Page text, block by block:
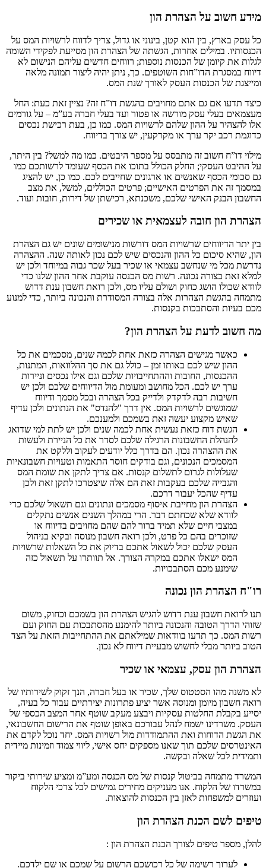
מידע חשוב על הצהרת הון
כל עסק בארץ, בין הוא קטן, בינוני או גדול, צריך לדווח לרשויות המס על
הכנסותיו. במילים אחרות, הגשתה של הצהרת הון מסייעת לפקידי השומה
לגלות את קיומן של הכנסות נוספות; רווחים חדשים עליהם הנישום לא
דיווח במסגרת הדו”חות השוטפים. כך, ניתן יהיה ליצור תמונה מלאה
ומייצגת של הכנסות העסק לאורך שנת המס.
כיצד תדעו אם גם אתם מחויבים בהגשת דו”ח זה? נציין זאת כעת: החל
מעצמאים בעלי עסק מורשה או פטור ועד בעלי חברה בע”מ – על גורמים
אלו להצהיר על ההון שלהם לרשויות המס. כמו כן, בעת רכישת נכסים
כדוגמת רכב יקר ערך או מקרקעין, יש צורך בדיווח.
מילוי דו”ח חשוב זה מתבסס על מספר היבטים. כמו מה למשל? בין היתר,
על ההיבט העסקי; החלק הכולל בתוכו את הכסף שעומד לרשותכם כמו
גם סכומי הכסף שאנשים או ארגונים שחייבים לכם. כמו כן, יש להציג
במסמך זה את הפרטים האישיים; פרטים הכוללים, למשל, את מצב
החשבון הבנק האישי שלכם, משכנתא, רכישתן של דירות, חובות ועוד.
הצהרת הון חובה לעצמאית או שכירים
בין יתר הדיווחים שרשויות המס דורשות מנישומים שונים יש גם הצהרת
הון, שהיא סיכום כל ההון והנכסים שיש לכם נכון לאותה שנה. ההצהרה
נדרשת מכל מי שנחשב עצמאי או שכיר בעל שכר גבוה במיוחד ולכן יש
למלא זאת בצורה נכונה. רשות מס הכנסה עוקבת אחר ההון שלנו כדי
לוודא שכולו הושג כחוק ושולם עליו מס, ולכן רואת חשבון ענת דדוש
מתמחה בהגשת הצהרות אלה בצורה המסודרת והנכונה ביותר, כדי למנוע
מכם בעיות והסתבכות בקנסות.
מה חשוב לדעת על הצהרת הון?
כאשר מגישים הצהרה כזאת אחת לכמה שנים, מסכמים את כל
ההון שיש לכם באותו זמן – כולל גם את סך ההלוואות, המתנות,
ההכנסות, החובות וההתחייבויות שלכם וגם אילו נכסים וניירות
ערך יש לכם. הכל מחושב ומעומת מול הדיווחים שלכם ולכן יש
חשיבות רבה לדקדק ולדייק בכל הצהרה ובכל מסמך ודיווח
שמוגשים לרשויות המס. אין דרך "להנדס" את הנתונים ולכן עדיף
שאיש מקצוע יעשה זאת בשמכם ולמענכם.
הגשת דוח כזאת נעשית אחת לכמה שנים ולכן יש לתת למי שדואג
להנהלת החשבונות הרגילה שלכם לסדר את כל הניירת ולעשות
את ההצהרה נכון. הם בדרך כלל יודעים לעקוב וללקט את
המסמכים הנכונים, וגם בודקים חוסר התאמות וטעויות חשבונאיות
שעלולות לגרום לתשלום קנסות. אם צריך לתקן את שומת המס
והגבייה שלכם בעקבות זאת הם אלה שיצטרכו לתקן זאת ולכן
עדיף שהכל יעבור דרכם.
הצהרת הון מחייבת איסוף מסמכים ונתונים וגם תשאול שלכם כדי
לוודא שלא שכחתם דבר. הרי במהלך השנים אנשים נתקלים
במצבי חיים שלא תמיד ברור להם שהם מחויבים בדיווח או
שזוכרים בהם כל פרט, ולכן רואה חשבון מנוסה ובקיא בניהול
העסק שלכם יכול לשאול אתכם בדיוק את כל השאלות שרשויות
המס ישאלו אתכם במקרה הצורך. אל תוותרו על תשאול כזה
שימנע מכם הסתבכויות.
רו"ח הצהרת הון נכונה
תנו לרואת חשבון ענת דדוש להגיש הצהרת הון בשמכם וכחוק, משום
שזוהי הדרך הטובה והנכונה ביותר להימנע מהסתבכות עם החוק ועם
רשות המס. כך תדעו בוודאות שמילאתם את ההתחייבות הזאת על הצד
הטוב ביותר מבלי לחשוש מבעיית דיווח לא נכון.
הצהרת הון עסק, עצמאי או שכיר
לא משנה מהו הסטטוס שלך, שכיר או בעל חברה, הנך זקוק לשירותיו של
רואה חשבון מיומן ומנוסה אשר יציע פתרונות יצירתיים עבור כל בעיה,
יסייע בקבלת החלטות עסקיות ויבצע מעקב שוטף אחר המצב הכספי של
העסק. משרדינו ישמח לנהל עבורכם באופן שוטף את הרישום החשבונאי,
את הגשת הדוחות ואת ההתמודדות מול רשויות המס. יחד נוכל לקדם את
האינטרסים שלכם תוך שאנו מספקים יחס אישי, ליווי צמוד וזמינות מיידית
ותמידית לכל שאלה ובקשה.
המשרד מתמחה בביטול קנסות של מס הכנסה ומע”מ ומציע שירותי ביקור
במשרדו של הלקוח. אנו מעניקים מחירים גמישים לכל צרכי הלקוח
ועוזרים למשפחות לאזן בין הכנסות להוצאות.
טיפים לשם הכנת הצהרת הון
להלן, מספר טיפים לצורך הכנת הצהרת הון :
לערוך רשימה של כל רכושכם הרשום על שמכם או שם ילדכם.